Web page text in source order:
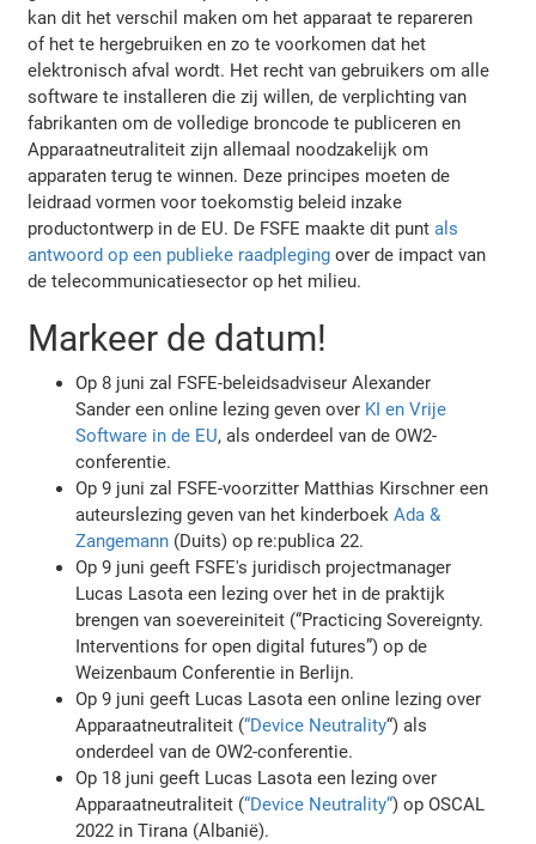
kan dit het verschil maken om het apparaat te repareren
of het te hergebruiken en zo te voorkomen dat het
elektronisch afval wordt. Het recht van gebruikers om alle
software te installeren die zij willen, de verplichting van
fabrikanten om de volledige broncode te publiceren en
Apparaatneutraliteit zijn allemaal noodzakelijk om
apparaten terug te winnen. Deze principes moeten de
leidraad vormen voor toekomstig beleid inzake
productontwerp in de EU. De FSFE maakte dit puntals
antwoord op een publieke raadpleging over de impact van
de telecommunicatiesector op het milieu.
Markeer de datum!
Op 8 juni zal FSFE-beleidsadviseur Alexander
Sander een online lezing geven over KI en Vrije
Software in de EU, als onderdeel van de OW2-
conferentie.
Op 9 juni zal FSFE-voorzitter Matthias Kirschner een
auteurslezing geven van het kinderboekAda &
Zangemann (Duits) op re:publica 22.
Op 9 juni geeft FSFE's juridisch projectmanager
Lucas Lasota een lezing over het in de praktijk
brengen van soevereiniteit (“Practicing Sovereignty.
Interventions for open digital futures”) op de
Weizenbaum Conferentie in Berlijn.
Op 9 juni geeft Lucas Lasota een online lezing over
Apparaatneutraliteit (“Device Neutrality“) als
onderdeel van de OW2-conferentie.
Op 18 juni geeft Lucas Lasota een lezing over
Apparaatneutraliteit (“Device Neutrality“) op OSCAL
2022 in Tirana (Albanië).